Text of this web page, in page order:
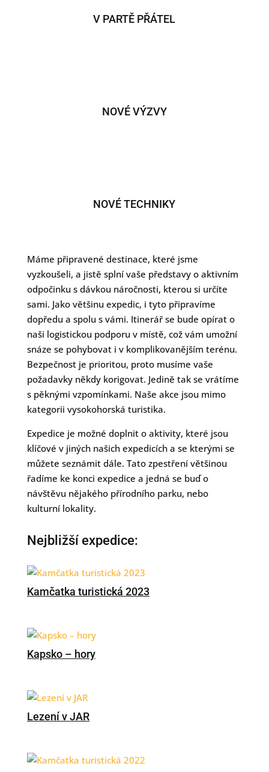
V PARTĚ PŘÁTEL
NOVÉ VÝZVY
NOVÉ TECHNIKY
Máme připravené destinace, které jsme
vyzkoušeli, a jistě splní vaše představy o aktivním
odpočinku s dávkou náročnosti, kterou si určíte
sami. Jako většinu expedic, i tyto připravíme
dopředu a spolu s vámi. Itinerář se bude opírat o
naši logistickou podporu v místě, což vám umožní
snáze se pohybovat i v komplikovanějším terénu.
Bezpečnost je prioritou, proto musíme vaše
požadavky někdy korigovat. Jedině tak se vrátíme
s pěknými vzpomínkami. Naše akce jsou mimo
kategorii vysokohorská turistika.
Expedice je možné doplnit o aktivity, které jsou
klíčové v jiných našich expedicích a se kterými se
můžete seznámit dále. Tato zpestření většinou
řadíme ke konci expedice a jedná se buď o
návštěvu nějakého přírodního parku, nebo
kulturní lokality.
Nejbližší expedice:
Kamčatka turistická 2023
Kapsko – hory
Lezení v JAR